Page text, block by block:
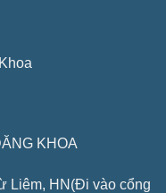
KHOA
Liêm, HN(Đi vào cổng